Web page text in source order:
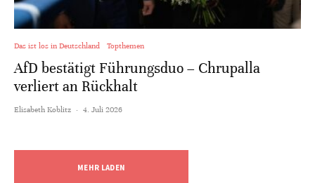
Das ist los in Deutschland Topthemen
AfD bestätigt Führungsduo – Chrupalla
verliert an Rückhalt
Elisabeth Koblitz · 4. Juli 2026
MEHR LADEN